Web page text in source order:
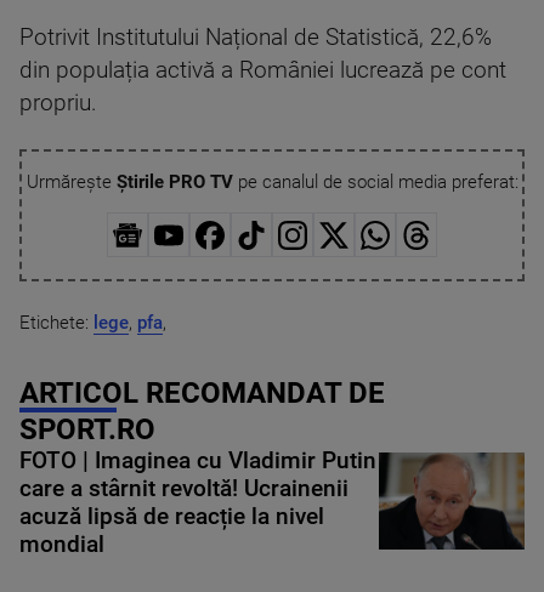
Potrivit Institutului Național de Statistică, 22,6%
din populația activă a României lucrează pe cont
propriu.
Urmărește Știrile PRO TVpe canalul de social media preferat:
Etichete: lege, pfa,
ARTICOL RECOMANDAT DE
SPORT.RO
FOTO | Imaginea cu Vladimir Putin
care a stârnit revoltă! Ucrainenii
acuză lipsă de reacție la nivel
mondial